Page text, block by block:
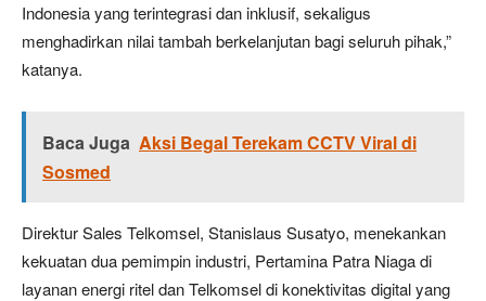
Indonesia yang terintegrasi dan inklusif, sekaligus
menghadirkan nilai tambah berkelanjutan bagi seluruh pihak,”
katanya.
Baca Juga Aksi Begal Terekam CCTV Viral di
Sosmed
Direktur Sales Telkomsel, Stanislaus Susatyo, menekankan
kekuatan dua pemimpin industri, Pertamina Patra Niaga di
layanan energi ritel dan Telkomsel di konektivitas digital yang